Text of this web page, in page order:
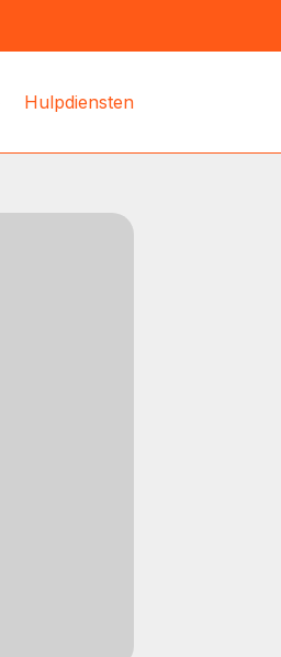
Hulpdiensten